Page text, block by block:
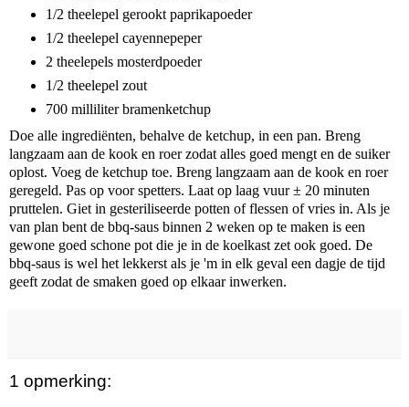
1/2 theelepel gerookt paprikapoeder
1/2 theelepel cayennepeper
2 theelepels mosterdpoeder
1/2 theelepel zout
700 milliliter bramenketchup
Doe alle ingrediënten, behalve de ketchup, in een pan. Breng
langzaam aan de kook en roer zodat alles goed mengt en de suiker
oplost. Voeg de ketchup toe. Breng langzaam aan de kook en roer
geregeld. Pas op voor spetters. Laat op laag vuur ± 20 minuten
pruttelen. Giet in gesteriliseerde potten of flessen of vries in. Als je
van plan bent de bbq-saus binnen 2 weken op te maken is een
gewone goed schone pot die je in de koelkast zet ook goed. De
bbq-saus is wel het lekkerst als je 'm in elk geval een dagje de tijd
geeft zodat de smaken goed op elkaar inwerken.
1 opmerking: